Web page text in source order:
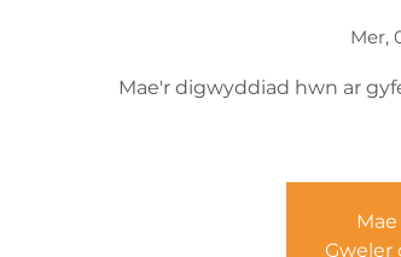
Mer,
Mae'r digwyddiad hwn ar
Gweler